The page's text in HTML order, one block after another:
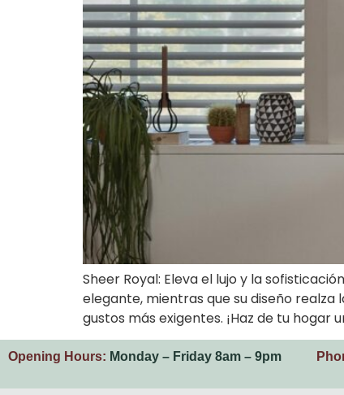
Sheer Royal: Eleva el lujo y la
elegante, mientras que su diseño
gustos más exigentes. ¡Haz de tu hogar
Opening Hours: Monday – Friday 8am – 9pm